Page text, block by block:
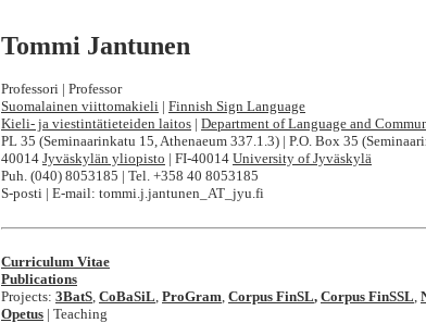
Tommi Jantunen
Professori | Professor
Suomalainen viittomakieli | Finnish Sign Language
Kieli- ja viestintätieteiden laitos | Department of Language and
PL 35 (Seminaarinkatu 15, Athenaeum 337.1.3) | P.O. Box 35
40014 Jyväskylän yliopisto | FI-40014 University of Jyväskylä
Puh. (040) 8053185 | Tel. +358 40 8053185
S-posti | E-mail: tommi.j.jantunen_AT_jyu.fi
Curriculum Vitae
Publications
Projects: 3BatS, CoBaSiL, ProGram, Corpus FinSL, Corpus FinSSL,
Opetus | Teaching